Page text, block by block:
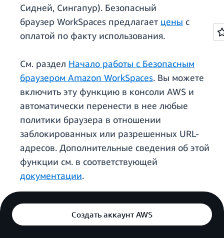
Сидней, Сингапур). Безопасный
браузер WorkSpaces предлагает цены с
оплатой по факту использования.
См. раздел Начало работы с Безопасным
браузером Amazon WorkSpaces. Вы можете
включить эту функцию в консоли AWS и
автоматически перенести в нее любые
политики браузера в отношении
заблокированных или разрешенных URL-
адресов. Дополнительные сведения об этой
функции см. в соответствующей
документации.
Создать аккаунт AWS